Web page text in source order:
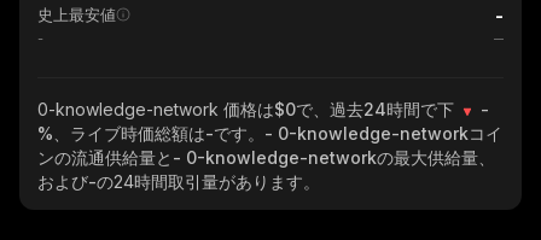
史上最安値 -
-
0-knowledge-network 価格は$0で、過去24時間で下
-
% 、ライブ時価総額は-です。 - 0-knowledge-networkコイ
ンの流通供給量と - 0-knowledge-networkの最大供給量、
および-の24時間取引量があります。